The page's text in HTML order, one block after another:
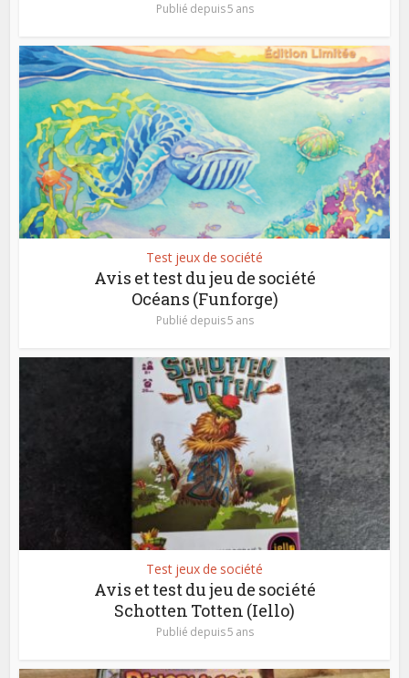
Publié depuis 5 ans
Test jeux de société
Avis et test du jeu de société
Océans (Funforge)
Publié depuis 5 ans
Test jeux de société
Avis et test du jeu de société
Schotten Totten (Iello)
Publié depuis 5 ans